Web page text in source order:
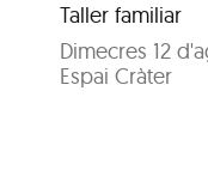
Taller familiar
Dimecres 12
Espai Cràter